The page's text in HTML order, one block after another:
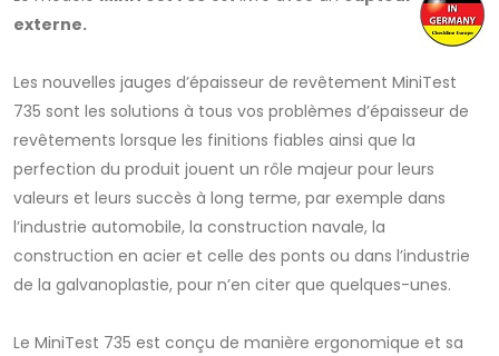
externe.
Les nouvelles jauges d’épaisseur de revêtement MiniTest
735 sont les solutions à tous vos problèmes d’épaisseur de
revêtements lorsque les finitions fiables ainsi que la
perfection du produit jouent un rôle majeur pour leurs
valeurs et leurs succès à long terme, par exemple dans
l’industrie automobile, la construction navale, la
construction en acier et celle des ponts ou dans l’industrie
de la galvanoplastie, pour n’en citer que quelques-unes.
Le MiniTest 735 est conçu de manière ergonomique et sa